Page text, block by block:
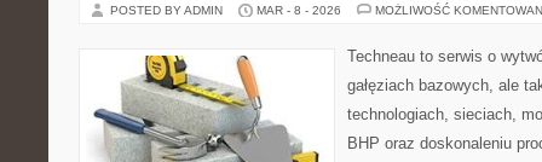
POSTED BY ADMIN MAR - 8 - 2026 MOŻLIWOŚĆ
Techneau to serwis o
gałęziach bazowych, ale
technologiach, sieciach,
BHP oraz doskonaleniu